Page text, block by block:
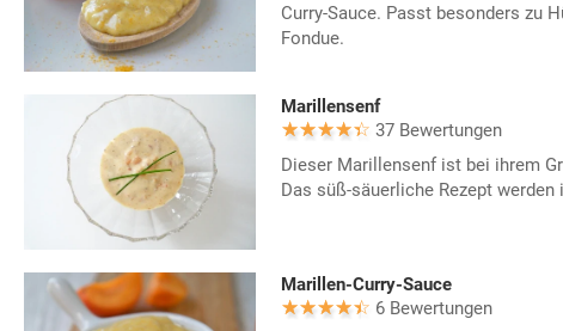
Curry-Sauce. Passt besonders zu
Fondue.
Marillensenf
37 Bewertungen
Dieser Marillensenf ist bei ihrem
Das süß-säuerliche Rezept werden
Marillen-Curry-Sauce
6 Bewertungen